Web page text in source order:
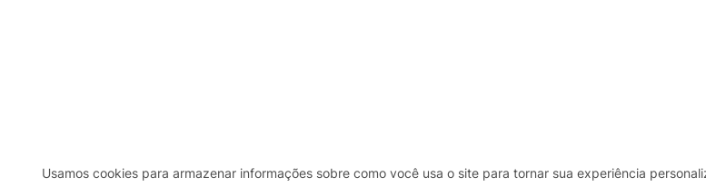
Usamos cookies para armazenar informações sobre como você usa o site para tornar sua experiência